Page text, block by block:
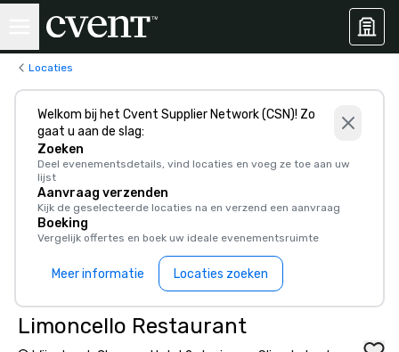
Locaties
Welkom bij het Cvent Supplier Network (CSN)! Zo
gaat u aan de slag:
Zoeken
Deel evenementsdetails, vind locaties en voeg ze toe aan uw
lijst
Aanvraag verzenden
Kijk de geselecteerde locaties na en verzend een aanvraag
Boeking
Vergelijk offertes en boek uw ideale evenementsruimte
Meer informatie Locaties zoeken
Limoncello Restaurant